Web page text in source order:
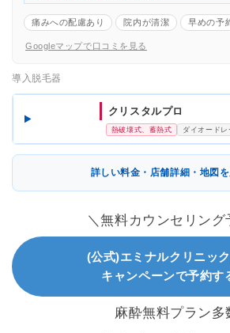
痛みへの配慮あり 院内が清潔 早めの予
Googleマップで口コミを見る
導入脱毛器
クリスタルプロ
熱破壊式、蓄熱式 ダイオードレ
詳しい料金・店舗詳細・地図
＼無料カウンセリング
(公式)エミナルクリニッ
キャンペーンで予約す
麻酔無料プラン多